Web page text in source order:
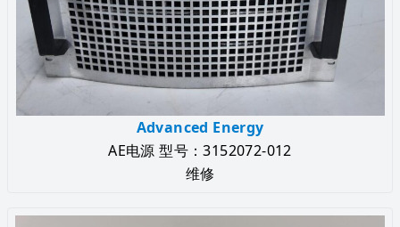
Advanced Energy
AE电源 型号：3152072-012
维修